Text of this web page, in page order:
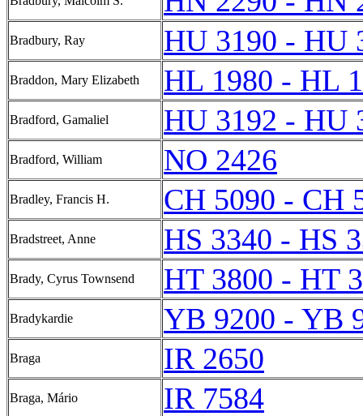
Bradbury, Ray HU 3190 - HU
Braddon, Mary Elizabeth HL 1980 - HL
Bradford, Gamaliel HU 3192 - HU
Bradford, William NO 2426
Bradley, Francis H. CH 5090 - CH
Bradstreet, Anne HS 3340 - HS
Brady, Cyrus Townsend HT 3800 - HT
Bradykardie YB 9200 - YB
Braga IR 2650
Braga, Mário IR 7584